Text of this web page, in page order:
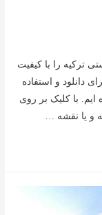
ترکیه را با کیفیت
دانلود و استفاده
ایم. با کلیک بر روی
و یا نقشه …